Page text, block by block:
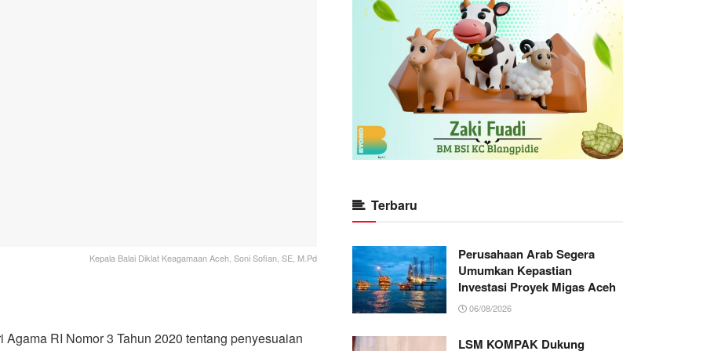
Kepala Balai Diklat Keagamaan Aceh, Soni Sofian, SE, M.Pd
RI Nomor 3 Tahun 2020 tentang penyesuaian
Terbaru
Perusahaan Arab Segera
Umumkan Kepastian
Investasi Proyek Migas Aceh
06/08/2026
LSM KOMPAK Dukung